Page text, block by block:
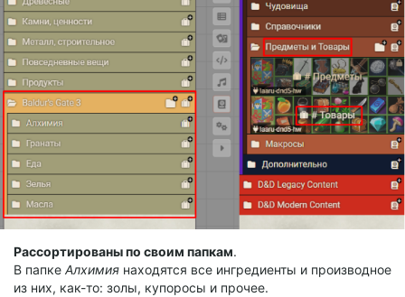
Рассортированы по своим папкам.
В папке Алхимия находятся все ингредиенты и производное
из них, как-то: золы, купоросы и прочее.